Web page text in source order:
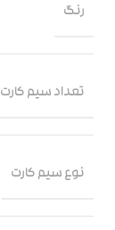
رنگ
تعداد سیم کارت
نوع سیم کارت